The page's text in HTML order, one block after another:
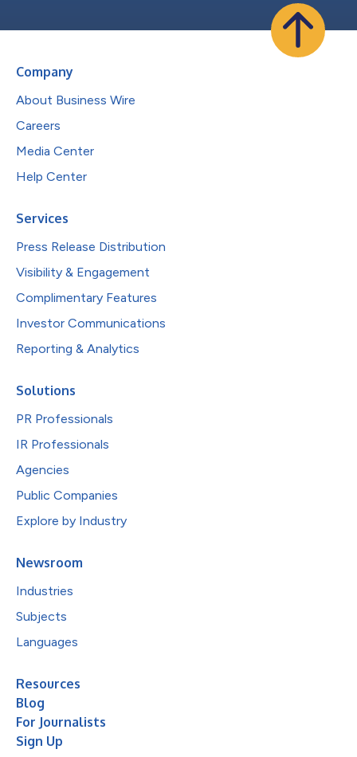
Company
About Business Wire
Careers
Media Center
Help Center
Services
Press Release Distribution
Visibility & Engagement
Complimentary Features
Investor Communications
Reporting & Analytics
Solutions
PR Professionals
IR Professionals
Agencies
Public Companies
Explore by Industry
Newsroom
Industries
Subjects
Languages
Resources
Blog
For Journalists
Sign Up